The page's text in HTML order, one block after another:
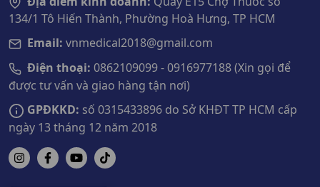
134/1 Tô Hiến Thành, Phường Hoà Hưng, TP HCM
Email: vnmedical2018@gmail.com
Điện thoại: 0862109099 - 0916977188 (Xin gọi để
được tư vấn và giao hàng tận nơi)
GPĐKKD: số 0315433896 do Sở KHĐT TP HCM cấp
ngày 13 tháng 12 năm 2018